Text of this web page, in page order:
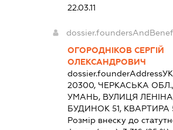
22.03.11
ОГОРОДНІКОВ СЕРГІЙ
ОЛЕКСАНДРОВИЧ
dossier.founderAddress
20300, ЧЕРКАСЬКА
УМАНЬ, ВУЛИЦЯ
БУДИНОК 51, КВАРТИРА
Розмір внеску до